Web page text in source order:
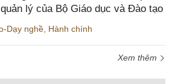
lý của Bộ Giáo dục và Đào tạo
Dạy nghề Hành chính
Xem thêm